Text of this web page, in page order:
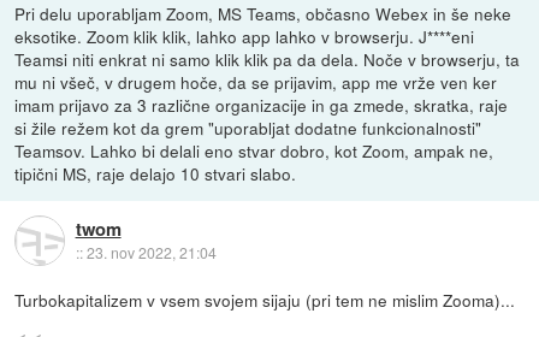
Pri delu uporabljam Zoom, MS Teams, občasno Webex in še neke
eksotike. Zoom klik klik, lahko app lahko v browserju. J****eni
Teamsi niti enkrat ni samo klik klik pa da dela. Noče v browserju, ta
mu ni všeč, v drugem hoče, da se prijavim, app me vrže ven ker
imam prijavo za 3 različne organizacije in ga zmede, skratka, raje
si žile režem kot da grem "uporabljat dodatne funkcionalnosti"
Teamsov. Lahko bi delali eno stvar dobro, kot Zoom, ampak ne,
tipični MS, raje delajo 10 stvari slabo.
twom
::23. nov 2022, 21:04
Turbokapitalizem v vsem svojem sijaju (pri tem ne mislim Zooma)...